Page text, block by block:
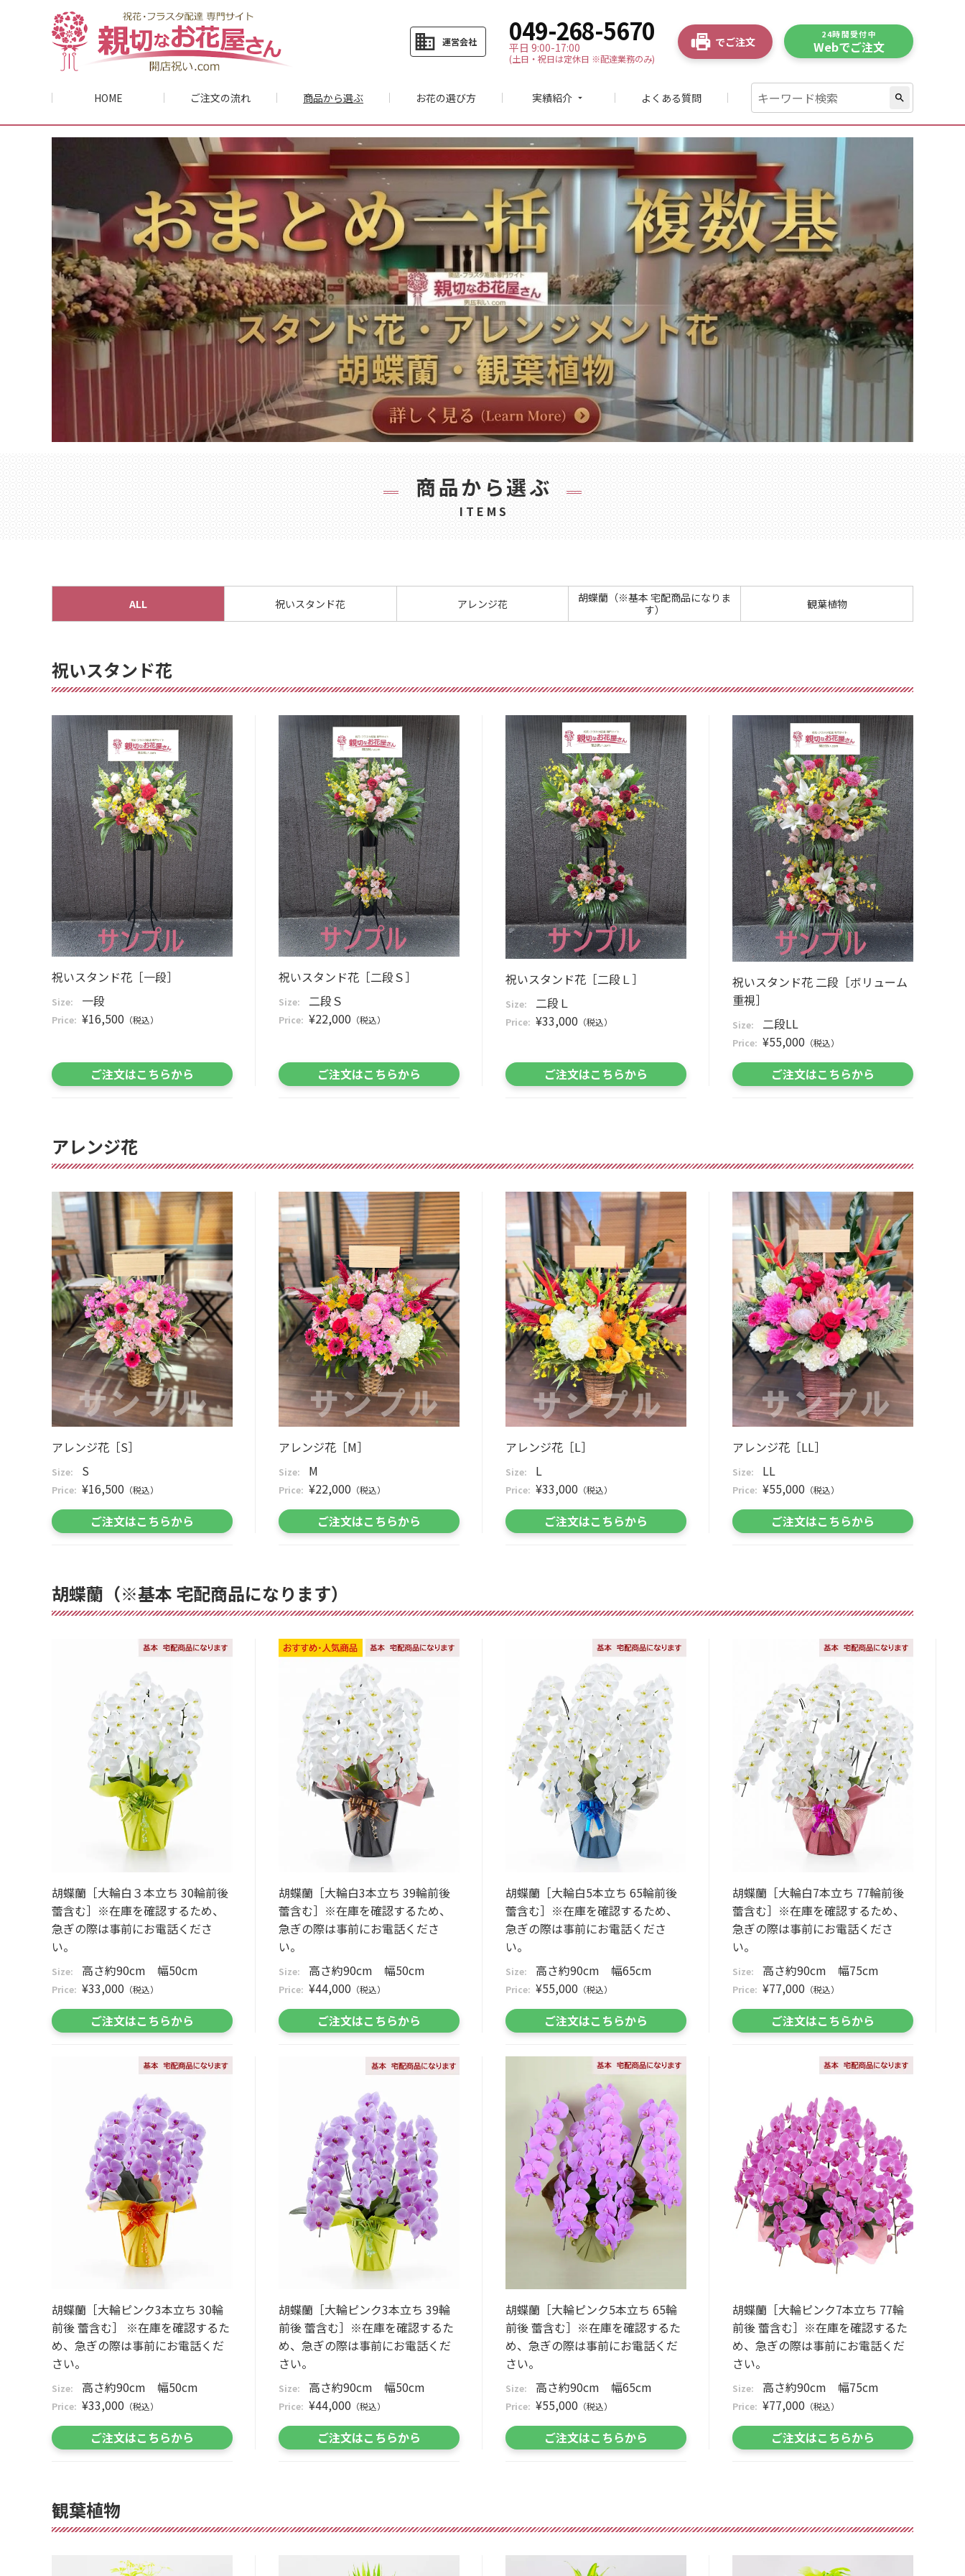
business 運営会社 049-268-5670
平日 9:00-17:00
(土日・祝日は定休日 ※配達業務のみ)
でご注文
24時間受付中
Webでご注文
search
HOME ご注文の流れ 商品から選ぶ お花の選び方 実績紹介 arrow_drop_down よくある質問
商品から選ぶ
ITEMS
ALL 祝いスタンド花 アレンジ花
胡蝶蘭（※基本 宅配商品になりま
す）
観葉植物
祝いスタンド花
祝いスタンド花［一段］
Size: 一段
Price: ¥16,500 （税込）
ご注文はこちらから
祝いスタンド花［二段Ｓ］
Size: 二段Ｓ
Price: ¥22,000 （税込）
ご注文はこちらから
祝いスタンド花［二段Ｌ］
Size: 二段Ｌ
Price: ¥33,000 （税込）
ご注文はこちらから
祝いスタンド花 二段［ボリューム
重視］
Size: 二段LL
Price: ¥55,000 （税込）
ご注文はこちらから
アレンジ花
アレンジ花［S］
Size: S
Price: ¥16,500 （税込）
ご注文はこちらから
アレンジ花［M］
Size: M
Price: ¥22,000 （税込）
ご注文はこちらから
アレンジ花［L］
Size: L
Price: ¥33,000 （税込）
ご注文はこちらから
アレンジ花［LL］
Size: LL
Price: ¥55,000 （税込）
ご注文はこちらから
胡蝶蘭（※基本 宅配商品になります）
胡蝶蘭［大輪白３本立ち 30輪前後
蕾含む］※在庫を確認するため、
急ぎの際は事前にお電話くださ
い。
Size: 高さ約90cm 幅50cm
Price: ¥33,000 （税込）
ご注文はこちらから
胡蝶蘭［大輪白3本立ち 39輪前後
蕾含む］※在庫を確認するため、
急ぎの際は事前にお電話くださ
い。
Size: 高さ約90cm 幅50cm
Price: ¥44,000 （税込）
ご注文はこちらから
胡蝶蘭［大輪白5本立ち 65輪前後
蕾含む］※在庫を確認するため、
急ぎの際は事前にお電話くださ
い。
Size: 高さ約90cm 幅65cm
Price: ¥55,000 （税込）
ご注文はこちらから
胡蝶蘭［大輪白7本立ち 77輪前後
蕾含む］※在庫を確認するため、
急ぎの際は事前にお電話くださ
い。
Size: 高さ約90cm 幅75cm
Price: ¥77,000 （税込）
ご注文はこちらから
胡蝶蘭［大輪ピンク3本立ち 30輪
前後 蕾含む］ ※在庫を確認するた
め、急ぎの際は事前にお電話くだ
さい。
Size: 高さ約90cm 幅50cm
Price: ¥33,000 （税込）
ご注文はこちらから
胡蝶蘭［大輪ピンク3本立ち 39輪
前後 蕾含む］※在庫を確認するた
め、急ぎの際は事前にお電話くだ
さい。
Size: 高さ約90cm 幅50cm
Price: ¥44,000 （税込）
ご注文はこちらから
胡蝶蘭［大輪ピンク5本立ち 65輪
前後 蕾含む］※在庫を確認するた
め、急ぎの際は事前にお電話くだ
さい。
Size: 高さ約90cm 幅65cm
Price: ¥55,000 （税込）
ご注文はこちらから
胡蝶蘭［大輪ピンク7本立ち 77輪
前後 蕾含む］※在庫を確認するた
め、急ぎの際は事前にお電話くだ
さい。
Size: 高さ約90cm 幅75cm
Price: ¥77,000 （税込）
ご注文はこちらから
観葉植物